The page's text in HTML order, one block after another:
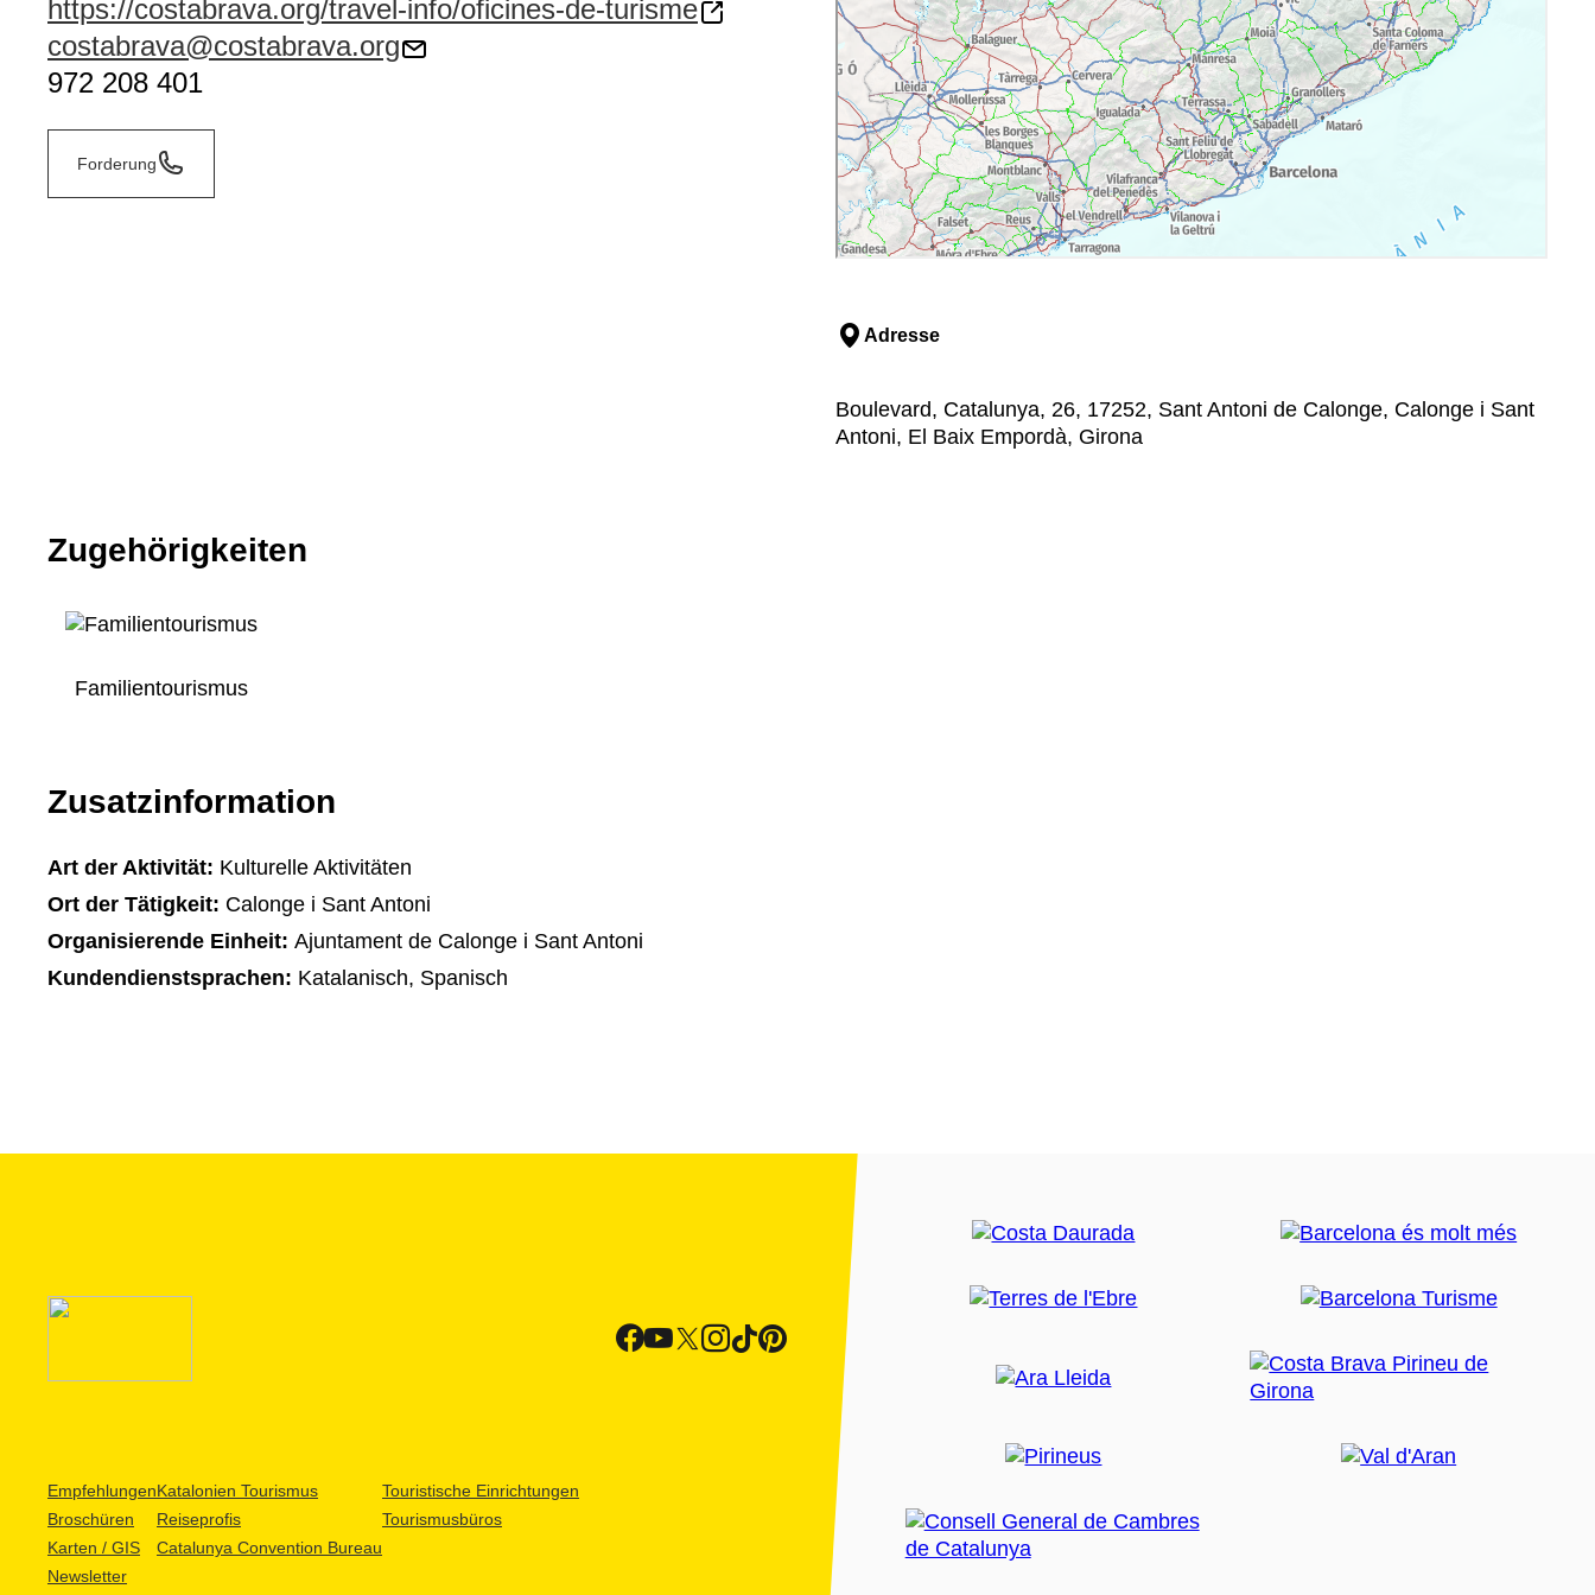
https://costabrava.org/travel-info/oficines-de-turisme
costabrava@costabrava.org
972 208 401
Forderung
Adresse
Boulevard, Catalunya, 26, 17252, Sant Antoni de Calonge, Calonge i Sant
Antoni, El Baix Empordà, Girona
Zugehörigkeiten
Familientourismus
Zusatzinformation
Art der Aktivität: Kulturelle Aktivitäten
Ort der Tätigkeit: Calonge i Sant Antoni
Organisierende Einheit: Ajuntament de Calonge i Sant Antoni
Kundendienstsprachen: Katalanisch, Spanisch
Empfehlungen
Broschüren
Karten / GIS
Newsletter
Katalonien Tourismus
Reiseprofis
Catalunya Convention Bureau
Touristische Einrichtungen
Tourismusbüros